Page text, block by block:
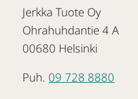
Jerkka Tuote Oy
Ohrahuhdantie 4 A
00680 Helsinki
Puh. 09 728 8880